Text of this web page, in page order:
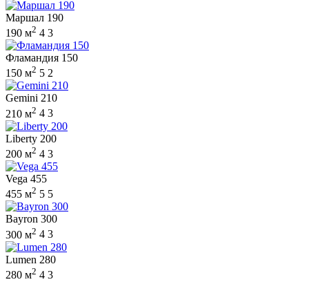
Маршал 190
190 м2 4 3
Фламандия 150
150 м2 5 2
Gemini 210
210 м2 4 3
Liberty 200
200 м2 4 3
Vega 455
455 м2 5 5
Bayron 300
300 м2 4 3
Lumen 280
280 м2 4 3